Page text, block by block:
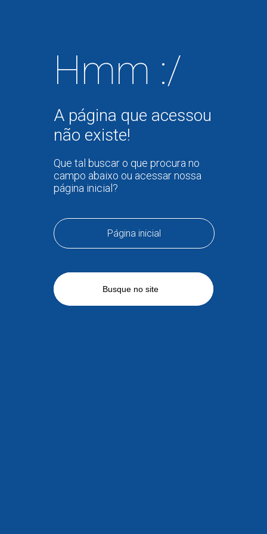
Hmm :/
A página que acessou
não existe!
Que tal buscar o que procura no
campo abaixo ou acessar nossa
página inicial?
Página inicial